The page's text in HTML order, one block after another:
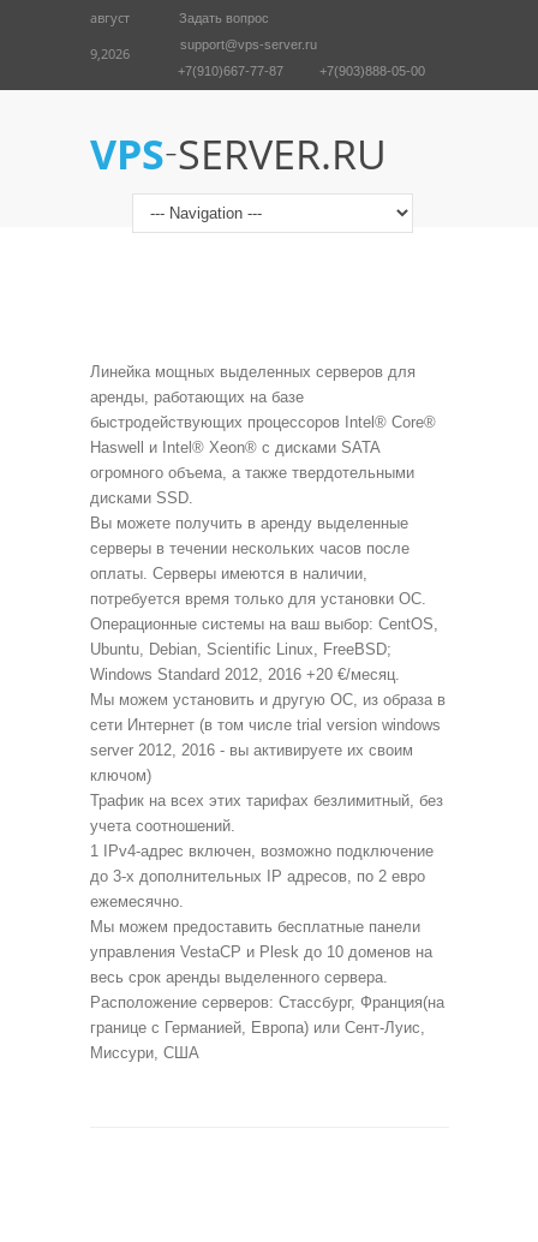
август
9,2026
Задать вопрос
support@vps-server.ru
+7(910)667-77-87
+7(903)888-05-00
VPS-SERVER.RU
Линейка мощных выделенных серверов для
аренды, работающих на базе
быстродействующих процессоров Intel® Core®
Haswell и Intel® Xeon® с дисками SATA
огромного объема, а также твердотельными
дисками SSD.
Вы можете получить в аренду выделенные
серверы в течении нескольких часов после
оплаты. Серверы имеются в наличии,
потребуется время только для установки ОС.
Операционные системы на ваш выбор: CentOS,
Ubuntu, Debian, Scientific Linux, FreeBSD;
Windows Standard 2012, 2016 +20 €/месяц.
Мы можем установить и другую ОС, из образа в
сети Интернет (в том числе trial version windows
server 2012, 2016 - вы активируете их своим
ключом)
Трафик на всех этих тарифах безлимитный, без
учета соотношений.
1 IPv4-адрес включен, возможно подключение
до 3-х дополнительных IP адресов, по 2 евро
ежемесячно.
Мы можем предоставить бесплатные панели
управления VestaCP и Plesk до 10 доменов на
весь срок аренды выделенного сервера.
Расположение серверов: Стассбург, Франция(на
границе с Германией, Европа) или Сент-Луис,
Миссури, США